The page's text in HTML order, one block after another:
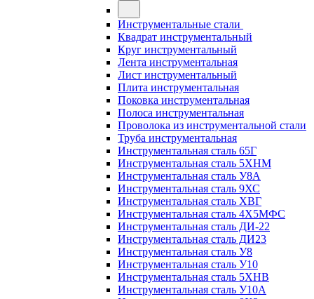
Инструментальные стали
Квадрат инструментальный
Круг инструментальный
Лента инструментальная
Лист инструментальный
Плита инструментальная
Поковка инструментальная
Полоса инструментальная
Проволока из инструментальной стали
Труба инструментальная
Инструментальная сталь 65Г
Инструментальная сталь 5ХНМ
Инструментальная сталь У8А
Инструментальная сталь 9ХС
Инструментальная сталь ХВГ
Инструментальная сталь 4Х5МФС
Инструментальная сталь ДИ-22
Инструментальная сталь ДИ23
Инструментальная сталь У8
Инструментальная сталь У10
Инструментальная сталь 5ХНВ
Инструментальная сталь У10А